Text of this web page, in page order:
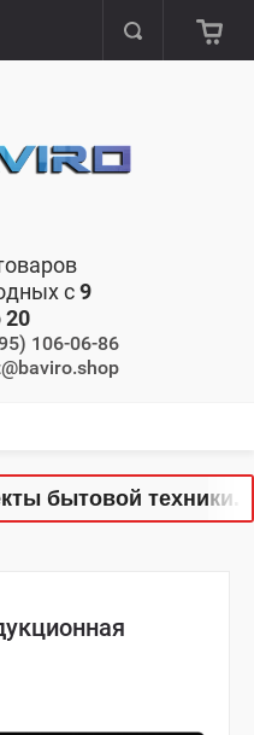
с9
20
106-06-86
бытовой техники.